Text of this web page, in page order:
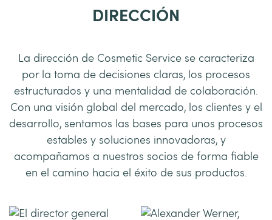
DIRECCIÓN
La dirección de Cosmetic Service se caracteriza
por la toma de decisiones claras, los procesos
estructurados y una mentalidad de colaboración.
Con una visión global del mercado, los clientes y el
desarrollo, sentamos las bases para unos procesos
estables y soluciones innovadoras, y
acompañamos a nuestros socios de forma fiable
en el camino hacia el éxito de sus productos.